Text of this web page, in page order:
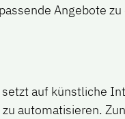
Angebote
setzt auf künstliche
automatisieren.